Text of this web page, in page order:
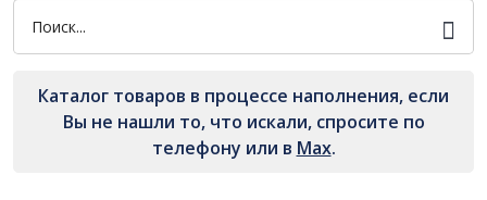
Каталог товаров в процессе наполнения, если
Вы не нашли то, что искали, спросите по
телефону или в Мах.